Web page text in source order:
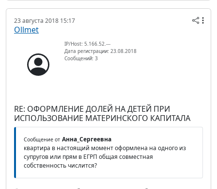
23 августа 2018 15:17
Ollmet
IP/Host: 5.166.52.---
Дата регистрации: 23.08.2018
Сообщений: 3
RE: ОФОРМЛЕНИЕ ДОЛЕЙ НА ДЕТЕЙ ПРИ
ИСПОЛЬЗОВАНИЕ МАТЕРИНСКОГО КАПИТАЛА
Сообщение от Анна_Сергеевна
квартира в настоящий момент оформлена на одного из
супругов или прям в ЕГРП общая совместная
собственность числится?